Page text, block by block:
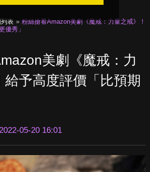
表
粉絲搶看Amazon美劇《魔戒：力量之戒》！
優秀」
美劇《魔戒：力
給予高度評價「比預期
05-20 16:01